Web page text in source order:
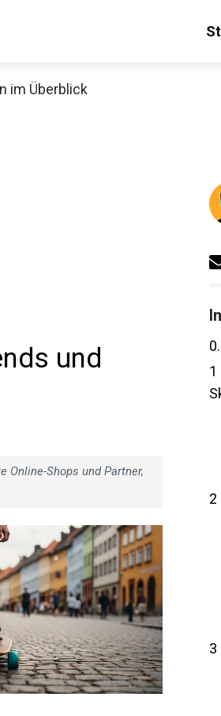
im Überblick
und
Online-Shops und Partner,
0.1
Produkte im Sale bei Decathlon an!